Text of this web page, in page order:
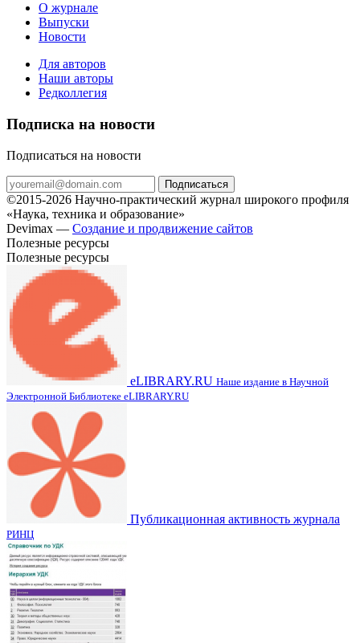
О журнале
Выпуски
Новости
Для авторов
Наши авторы
Редколлегия
Подписка на новости
Подписаться на новости
Подписаться
©2015-2026 Научно-практический журнал широкого профиля
«Наука, техника и образование»
Devimax — Создание и продвижение сайтов
Полезные ресурсы
Полезные ресурсы
eLIBRARY.RU Наше издание в Научной
Электронной Библиотеке eLIBRARY.RU
Публикационная активность журнала
РИНЦ